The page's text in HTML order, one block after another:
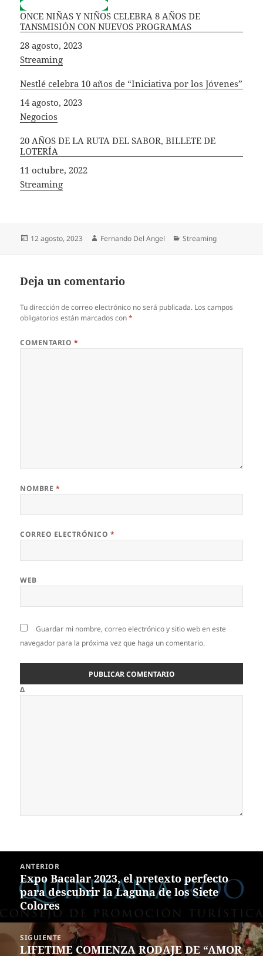
ONCE NIÑAS Y NIÑOS CELEBRA 8 AÑOS DE
TANSMISIÓN CON NUEVOS PROGRAMAS
Fecha
28 agosto, 2023
In relation to
Streaming
Nestlé celebra 10 años de “Iniciativa por los Jóvenes”
Fecha
14 agosto, 2023
In relation to
Negocios
20 AÑOS DE LA RUTA DEL SABOR, BILLETE DE
LOTERÍA
Fecha
11 octubre, 2022
In relation to
Streaming
Publicado
12 agosto, 2023 Autor
Fernando Del Angel Categorías
Streaming
Deja un comentario
Tu dirección de correo electrónico no será publicada. Los campos
obligatorios están marcados con*
COMENTARIO *
NOMBRE *
CORREO ELECTRÓNICO *
WEB
Guardar mi nombre, correo electrónico y sitio web en este
navegador para la próxima vez que haga un comentario.
Δ
entradas
ANTERIOR
Entrada
anterior:
Expo Bacalar 2023, el pretexto perfecto
para descubrir la Laguna de los Siete
Colores
SIGUIENTE
Siguiente
LIFETIME COMIENZA RODAJE DE “AMOR